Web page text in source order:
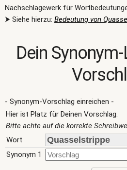
Nachschlagewerk für
⮞ Siehe hierzu: Bedeutung von
Dein
- Synonym-Vorschlag einreichen -
Hier ist Platz für Deinen Vorschlag.
Bitte achte auf die korrekte
Wort
Synonym 1